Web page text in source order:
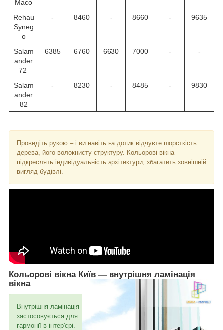
Maco
Rehau
Syneg
o
- 8460 - 8660 - 9635
Salam
ander
72
6385 6760 6630 7000 - -
Salam
ander
82
- 8230 - 8485 - 9830
Проведіть рукою – і ви навіть на дотик відчуєте шорсткість
дерева, його волокнисту структуру. Кольорові вікна
підкреслять індивідуальність архітектури, збагатить зовнішній
вигляд будівлі.
Кольорові вікна Київ ― внутрішня ламінація
вікна
Внутрішня ламінація
застосовується для
гармонії в інтер'єрі.